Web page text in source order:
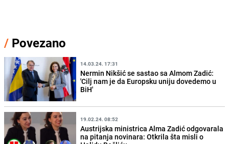
/ Povezano
14.03.24. 17:31
Nermin Nikšić se sastao sa Almom Zadić:
'Cilj nam je da Europsku uniju dovedemo u
BiH'
19.02.24. 08:52
Austrijska ministrica Alma Zadić odgovarala
na pitanja novinara: Otkrila šta misli o